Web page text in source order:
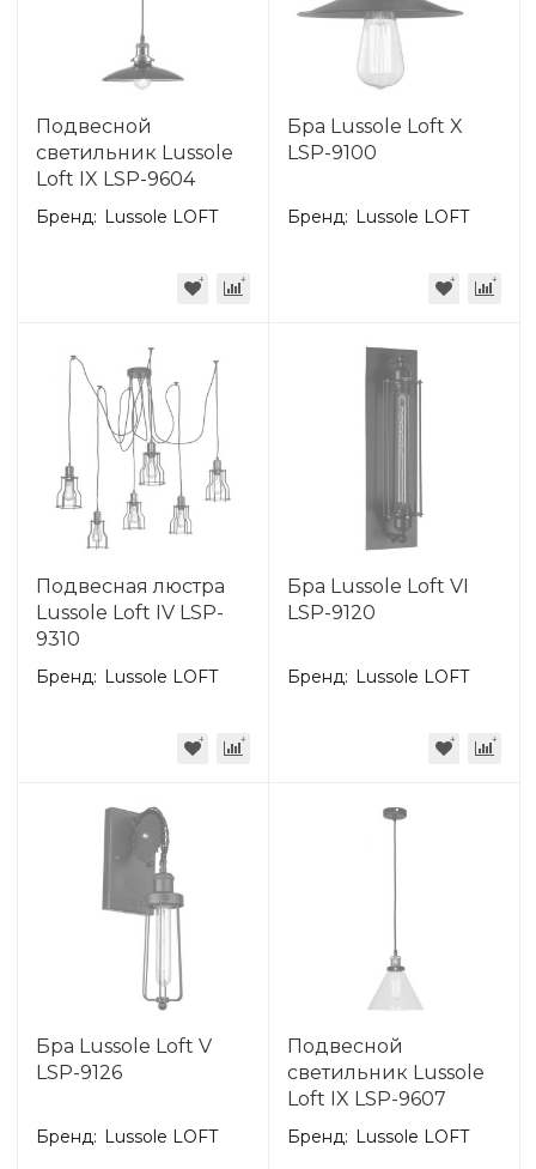
Подвесной
светильник Lussole
Loft IX LSP-9604
Бренд: Lussole LOFT
Бра Lussole Loft X
LSP-9100
Бренд: Lussole LOFT
Подвесная люстра
Lussole Loft IV LSP-
9310
Бренд: Lussole LOFT
Бра Lussole Loft VI
LSP-9120
Бренд: Lussole LOFT
Бра Lussole Loft V
LSP-9126
Бренд: Lussole LOFT
Подвесной
светильник Lussole
Loft IX LSP-9607
Бренд: Lussole LOFT